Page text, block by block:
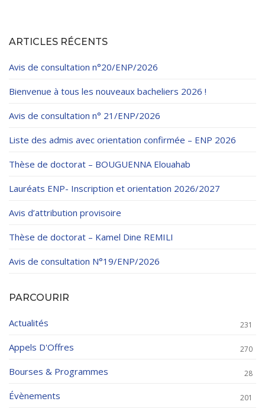
ARTICLES RÉCENTS
Avis de consultation n°20/ENP/2026
Bienvenue à tous les nouveaux bacheliers 2026 !
Avis de consultation n° 21/ENP/2026
Liste des admis avec orientation confirmée – ENP 2026
Thèse de doctorat – BOUGUENNA Elouahab
Lauréats ENP- Inscription et orientation 2026/2027
Avis d’attribution provisoire
Thèse de doctorat – Kamel Dine REMILI
Avis de consultation N°19/ENP/2026
PARCOURIR
Actualités 231
Appels D'Offres 270
Bourses & Programmes 28
Évènements 201